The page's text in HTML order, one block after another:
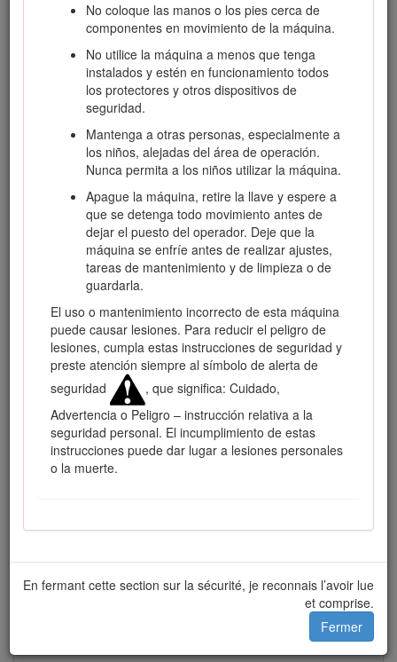
No coloque las manos o los pies cerca de
componentes en movimiento de la máquina.
No utilice la máquina a menos que tenga
instalados y estén en funcionamiento todos
los protectores y otros dispositivos de
seguridad.
Mantenga a otras personas, especialmente a
los niños, alejadas del área de operación.
Nunca permita a los niños utilizar la máquina.
Apague la máquina, retire la llave y espere a
que se detenga todo movimiento antes de
dejar el puesto del operador. Deje que la
máquina se enfríe antes de realizar ajustes,
tareas de mantenimiento y de limpieza o de
guardarla.
El uso o mantenimiento incorrecto de esta máquina
puede causar lesiones. Para reducir el peligro de
lesiones, cumpla estas instrucciones de seguridad y
preste atención siempre al símbolo de alerta de
seguridad
, que significa: Cuidado,
Advertencia o Peligro – instrucción relativa a la
seguridad personal. El incumplimiento de estas
instrucciones puede dar lugar a lesiones personales
o la muerte.
En fermant cette section sur la sécurité, je reconnais l’avoir lue
et comprise.
Fermer
mantener correctamente su producto, y para evitar lesiones
y daños al producto. Usted es responsable de utilizar el
producto de forma correcta y segura.
Visite www.Toro.com para obtener más información,
incluidos consejos de seguridad, materiales de formación,
información sobre accesorios, ayuda para encontrar a un
distribuidor o para registrar su producto.
Cuando necesite asistencia técnica, piezas genuinas Toro o
información adicional, póngase en contacto con un
distribuidor autorizado Toro y tenga a mano los números de
modelo y serie de su producto. Figure1identifica la
ubicación de los números de modelo y serie en el producto.
Escriba los números en el espacio provisto.
Important: Con su dispositivo móvil, puede escanear el
código QR de la calcomanía del número de serie (en su
caso) para acceder a información sobre la garantía, las
piezas, y otra información sobre el producto.
Figure 1
Ubicación de los números de modelo y de serie –
levante el asiento y localice la placa del número de